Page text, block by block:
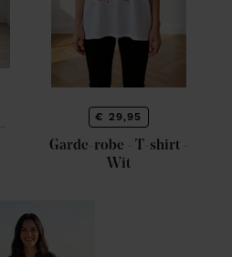
€ 29,95
Garde-robe - T-shirt -
Wit